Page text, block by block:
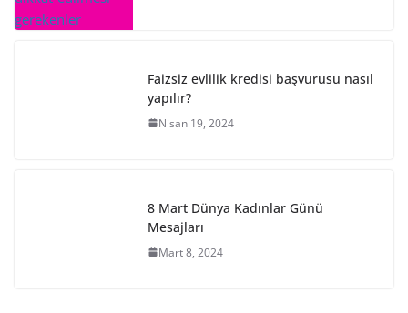
Faizsiz evlilik kredisi başvurusu nasıl
yapılır?
Nisan 19, 2024
8 Mart Dünya Kadınlar Günü
Mesajları
Mart 8, 2024